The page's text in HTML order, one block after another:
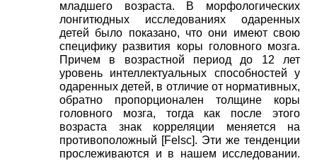
младшего возраста. В морфологических
лонгитюдных исследованиях одаренных
детей было показано, что они имеют свою
специфику развития коры головного мозга.
Причем в возрастной период до 12 лет
уровень интеллектуальных способностей у
одаренных детей, в отличие от нормативных,
обратно пропорционален толщине коры
головного мозга, тогда как после этого
возраста знак корреляции меняется на
противоположный [Felsc]. Эти же тенденции
прослеживаются и в нашем исследовании.